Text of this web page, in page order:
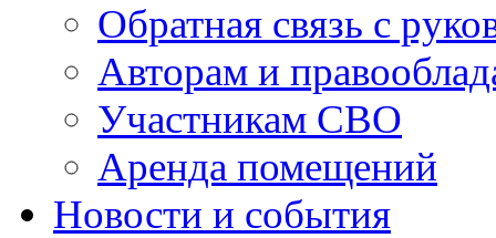
Обратная связь с
Авторам и
Участникам СВО
Аренда помещений
Новости и события